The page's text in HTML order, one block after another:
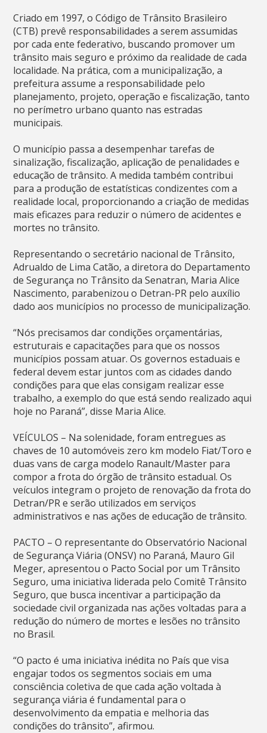
Criado em 1997, o Código de Trânsito Brasileiro
(CTB) prevê responsabilidades a serem assumidas
por cada ente federativo, buscando promover um
trânsito mais seguro e próximo da realidade de cada
localidade. Na prática, com a municipalização, a
prefeitura assume a responsabilidade pelo
planejamento, projeto, operação e fiscalização, tanto
no perímetro urbano quanto nas estradas
municipais.
O município passa a desempenhar tarefas de
sinalização, fiscalização, aplicação de penalidades e
educação de trânsito. A medida também contribui
para a produção de estatísticas condizentes com a
realidade local, proporcionando a criação de medidas
mais eficazes para reduzir o número de acidentes e
mortes no trânsito.
Representando o secretário nacional de Trânsito,
Adrualdo de Lima Catão, a diretora do Departamento
de Segurança no Trânsito da Senatran, Maria Alice
Nascimento, parabenizou o Detran-PR pelo auxílio
dado aos municípios no processo de municipalização.
“Nós precisamos dar condições orçamentárias,
estruturais e capacitações para que os nossos
municípios possam atuar. Os governos estaduais e
federal devem estar juntos com as cidades dando
condições para que elas consigam realizar esse
trabalho, a exemplo do que está sendo realizado aqui
hoje no Paraná”, disse Maria Alice.
VEÍCULOS – Na solenidade, foram entregues as
chaves de 10 automóveis zero km modelo Fiat/Toro e
duas vans de carga modelo Ranault/Master para
compor a frota do órgão de trânsito estadual. Os
veículos integram o projeto de renovação da frota do
Detran/PR e serão utilizados em serviços
administrativos e nas ações de educação de trânsito.
PACTO – O representante do Observatório Nacional
de Segurança Viária (ONSV) no Paraná, Mauro Gil
Meger, apresentou o Pacto Social por um Trânsito
Seguro, uma iniciativa liderada pelo Comitê Trânsito
Seguro, que busca incentivar a participação da
sociedade civil organizada nas ações voltadas para a
redução do número de mortes e lesões no trânsito
no Brasil.
“O pacto é uma iniciativa inédita no País que visa
engajar todos os segmentos sociais em uma
consciência coletiva de que cada ação voltada à
segurança viária é fundamental para o
desenvolvimento da empatia e melhoria das
condições do trânsito”, afirmou.